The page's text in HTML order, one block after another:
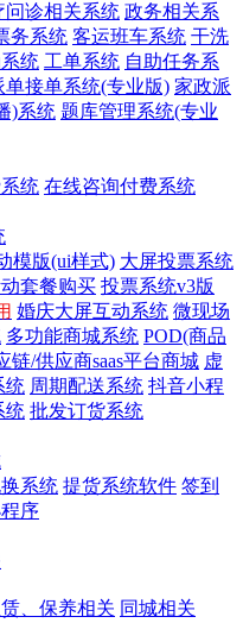
问诊相关系统 政务相关系
务系统 客运班车系统 干洗
统 工单系统 自助任务系
单接单系统(专业版) 家政派
)系统 题库管理系统(专业
统 在线咨询付费系统
模版(ui样式) 大屏投票系统
套餐购买 投票系统v3版
婚庆大屏互动系统 微现场
多功能商城系统 POD(商品
链/供应商saas平台商城 虚
统 周期配送系统 抖音小程
统 批发订货系统
系统 提货系统软件 签到
序
、保养相关 同城相关